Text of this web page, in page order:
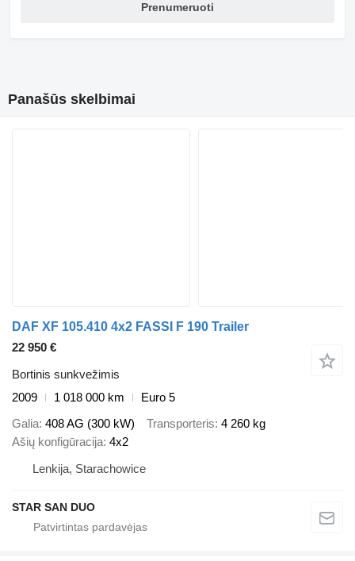
Prenumeruoti
Panašūs skelbimai
DAF XF 105.410 4x2 FASSI F 190 Trailer
22 950 €
Bortinis sunkvežimis
2009
1 018 000 km
Euro 5
Galia 408 AG (300 kW) Transporteris 4 260 kg
Ašių konfigūracija 4x2
Lenkija, Starachowice
STAR SAN DUO